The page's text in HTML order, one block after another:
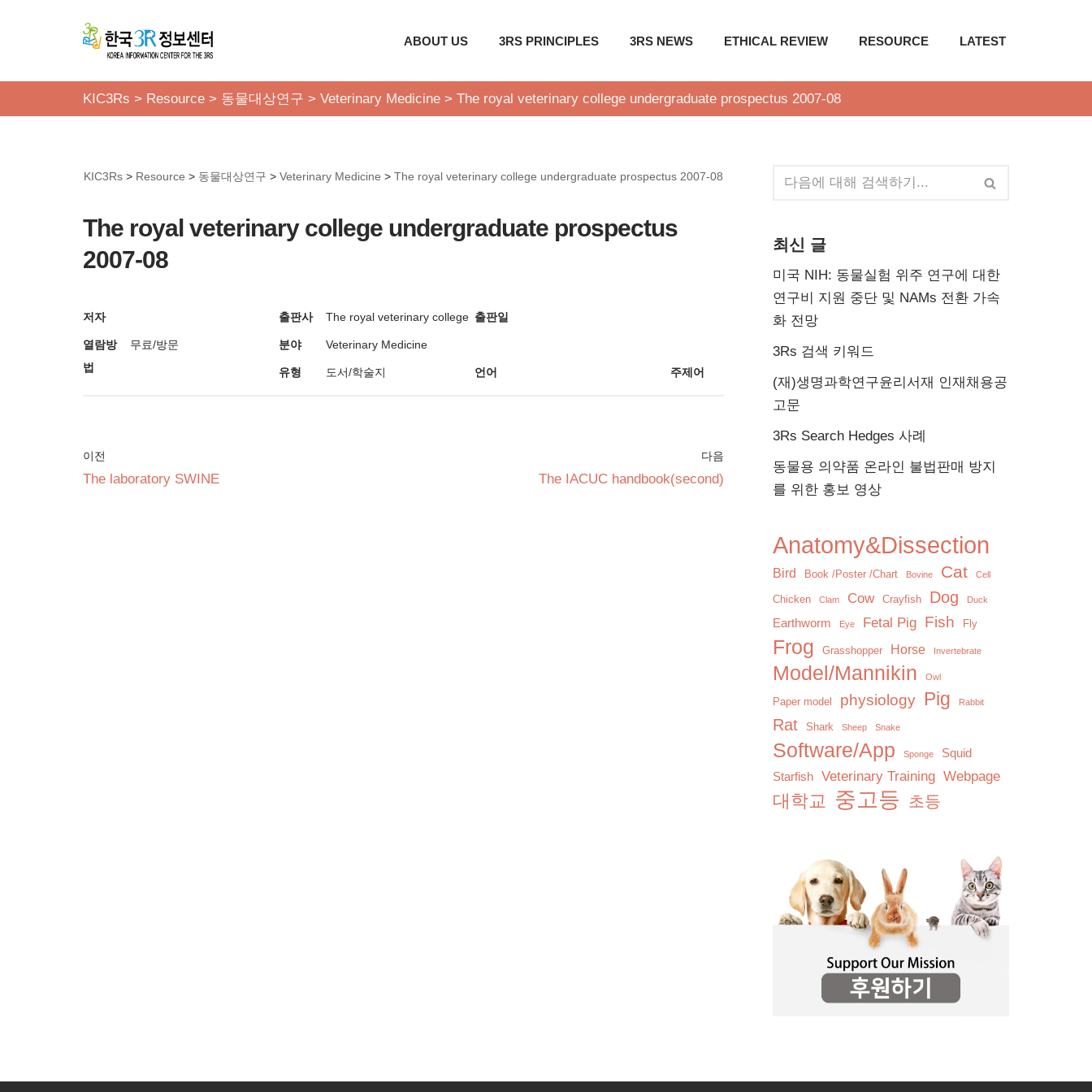
로
ABOUT US 3RS PRINCIPLES 3RS NEWS ETHICAL REVIEW RESOURCE LATEST
KIC3Rs > Resource > 동물대상연구 > Veterinary Medicine > The royal veterinary college undergraduate prospectus 2007-08
KIC3Rs > Resource > 동물대상연구 > Veterinary Medicine > The royal veterinary college undergraduate prospectus 2007-08
The royal veterinary college undergraduate prospectus
2007-08
저자 출판사 The royal veterinary college 출판일
열람방
법
무료/방문 분야 Veterinary Medicine
유형 도서/학술지 언어 주제어
이전
The laboratory SWINE
다음
The IACUC handbook(second)
최신 글
미국 NIH: 동물실험 위주 연구에 대한
연구비 지원 중단 및 NAMs 전환 가속
화 전망
3Rs 검색 키워드
(재)생명과학연구윤리서재 인재채용공
고문
3Rs Search Hedges 사례
동물용 의약품 온라인 불법판매 방지
를 위한 홍보 영상
Anatomy&Dissection
Bird Book /Poster /Chart Bovine Cat Cell
Chicken Clam Cow Crayfish Dog Duck
Earthworm Eye Fetal Pig Fish Fly
Frog Grasshopper Horse Invertebrate
Model/Mannikin Owl
Paper model physiology Pig Rabbit
Rat Shark Sheep Snake
Software/App Sponge
Squid
Starfish
Veterinary Training Webpage
대학교 중고등 초등